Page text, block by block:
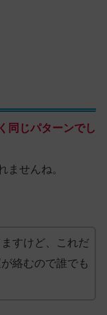
同じパターンでし
ませんね。
すけど、これだ
絡むので誰でも